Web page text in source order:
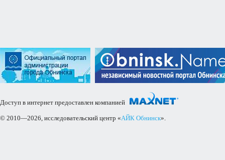
Доступ в интернет предоставлен компанией
© 2010—2026, исследовательский центр «АЙК Обнинск».